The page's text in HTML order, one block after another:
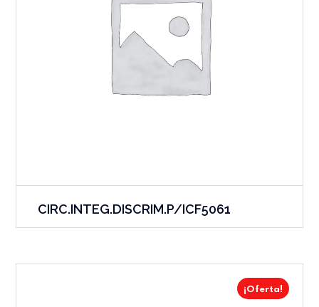
CIRC.INTEG.DISCRIM.P/ICF5061
¡Oferta!